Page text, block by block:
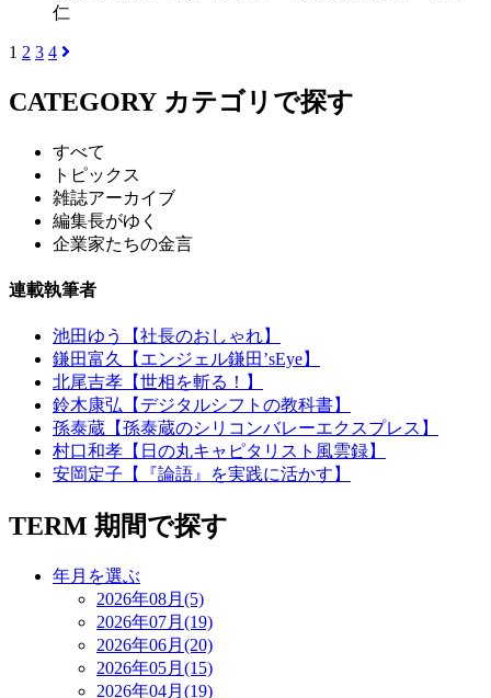
仁
1 2 3 4
CATEGORY カテゴリで探す
すべて
トピックス
雑誌アーカイブ
編集長がゆく
企業家たちの金言
連載執筆者
池田ゆう【社長のおしゃれ】
鎌田富久【エンジェル鎌田’sEye】
北尾吉孝【世相を斬る！】
鈴木康弘【デジタルシフトの教科書】
孫泰蔵【孫泰蔵のシリコンバレーエクスプレス】
村口和孝【日の丸キャピタリスト風雲録】
安岡定子【『論語』を実践に活かす】
TERM 期間で探す
年月を選ぶ
2026年08月(5)
2026年07月(19)
2026年06月(20)
2026年05月(15)
2026年04月(19)